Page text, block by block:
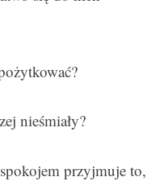
nieśmiały?
przyjmuje to,